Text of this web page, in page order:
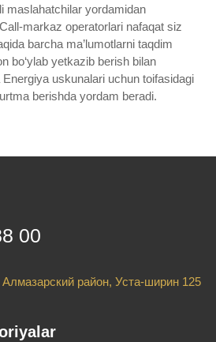
maslahatchilar yordamidan
markaz operatorlari nafaqat siz
barcha ma’lumotlarni taqdim
bo‘ylab yetkazib berish bilan
uskunalari uchun toifasidagi
berishda yordam beradi.
00
Алмазарский район, Уста-ширин 125